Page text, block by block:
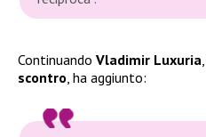
Continuando Vladimir Luxuria
scontro , ha aggiunto: